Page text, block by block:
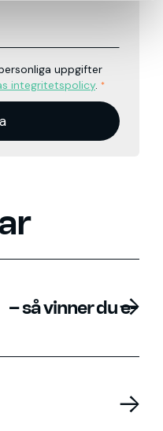
uppgifter
integritetspolicy. *
så vinner du e-